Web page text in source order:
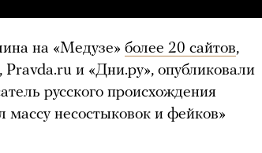
на «Медузе» более 20 сайтов,
Pravda.ru и «Дни.ру», опубликовали
русского происхождения
несостыковок и фейков»